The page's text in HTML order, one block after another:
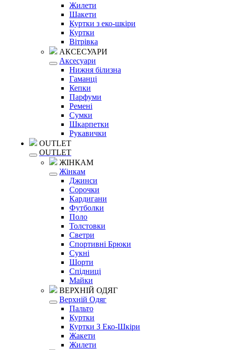
Жилети
Шакети
Куртки з еко-шкіри
Куртки
Вітрівка
АКСЕСУАРИ
Аксесуари
Нижня білизна
Гаманці
Кепки
Парфуми
Ремені
Сумки
Шкарпетки
Рукавички
OUTLET
OUTLET
ЖІНКАМ
Жінкам
Джинси
Сорочки
Кардигани
Футболки
Поло
Толстовки
Светри
Спортивні Брюки
Сукні
Шорти
Спідниці
Майки
ВЕРХНІЙ ОДЯГ
Верхній Одяг
Пальто
Куртки
Куртки З Еко-Шкіри
Жакети
Жилети